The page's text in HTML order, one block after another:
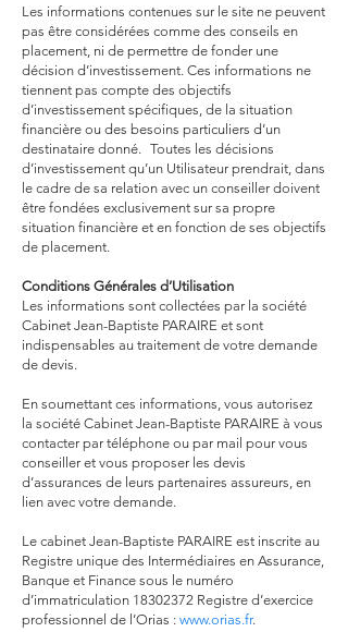
Les informations contenues sur le site ne peuvent
pas être considérées comme des conseils en
placement, ni de permettre de fonder une
décision d’investissement. Ces informations ne
tiennent pas compte des objectifs
d’investissement spécifiques, de la situation
financière ou des besoins particuliers d’un
destinataire donné. Toutes les décisions
d’investissement qu’un Utilisateur prendrait, dans
le cadre de sa relation avec un conseiller doivent
être fondées exclusivement sur sa propre
situation financière et en fonction de ses objectifs
de placement.
Conditions Générales d’Utilisation
Les informations sont collectées par la société
Cabinet Jean-Baptiste PARAIRE et sont
indispensables au traitement de votre demande
de devis.
En soumettant ces informations, vous autorisez
la société Cabinet Jean-Baptiste PARAIRE à vous
contacter par téléphone ou par mail pour vous
conseiller et vous proposer les devis
d’assurances de leurs partenaires assureurs, en
lien avec votre demande.
Le cabinet Jean-Baptiste PARAIRE est inscrite au
Registre unique des Intermédiaires en Assurance,
Banque et Finance sous le numéro
d’immatriculation 18302372 Registre d’exercice
professionnel de l’Orias : www.orias.fr.